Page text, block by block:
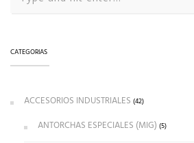
CATEGORIAS
ACCESORIOS INDUSTRIALES (42)
ANTORCHAS ESPECIALES (MIG) (5)